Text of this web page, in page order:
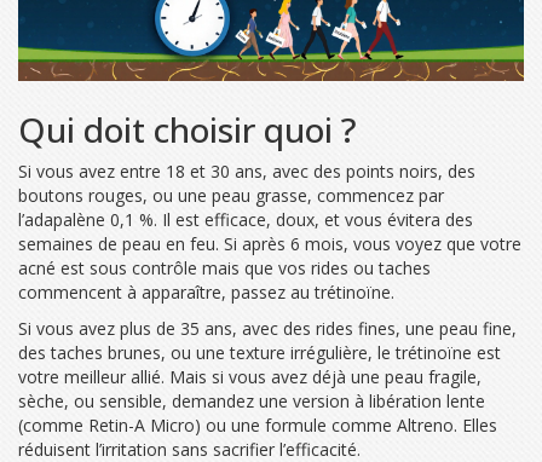
Qui doit choisir quoi ?
Si vous avez entre 18 et 30 ans, avec des points noirs, des
boutons rouges, ou une peau grasse, commencez par
l’adapalène 0,1 %. Il est efficace, doux, et vous évitera des
semaines de peau en feu. Si après 6 mois, vous voyez que votre
acné est sous contrôle mais que vos rides ou taches
commencent à apparaître, passez au trétinoïne.
Si vous avez plus de 35 ans, avec des rides fines, une peau fine,
des taches brunes, ou une texture irrégulière, le trétinoïne est
votre meilleur allié. Mais si vous avez déjà une peau fragile,
sèche, ou sensible, demandez une version à libération lente
(comme Retin-A Micro) ou une formule comme Altreno. Elles
réduisent l’irritation sans sacrifier l’efficacité.